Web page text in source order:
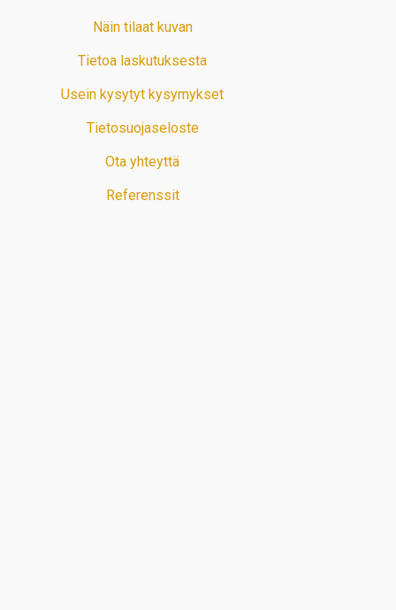
Näin tilaat kuvan
Tietoa laskutuksesta
Usein kysytyt kysymykset
Tietosuojaseloste
Ota yhteyttä
Referenssit